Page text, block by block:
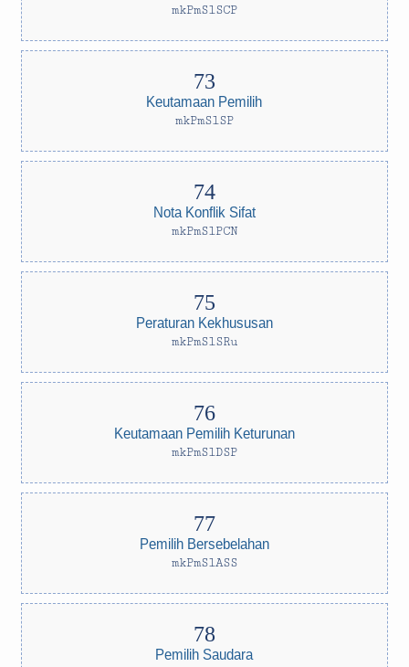
mkPmSlSCP
Keutamaan Pemilih
mkPmSlSP
Nota Konflik Sifat
mkPmSlPCN
Peraturan Kekhususan
mkPmSlSRu
Keutamaan Pemilih Keturunan
mkPmSlDSP
Pemilih Bersebelahan
mkPmSlASS
Pemilih Saudara